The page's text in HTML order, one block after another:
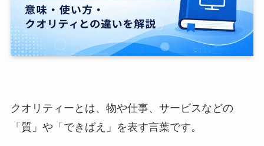
クオリティーとは、物や仕事、サービスなどの
「質」や「できばえ」を表す言葉です。